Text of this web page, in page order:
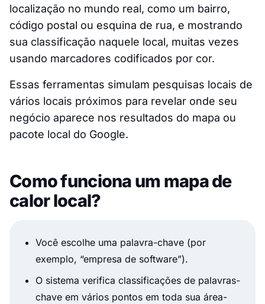
localização no mundo real, como um bairro,
código postal ou esquina de rua, e mostrando
sua classificação naquele local, muitas vezes
usando marcadores codificados por cor.
Essas ferramentas simulam pesquisas locais de
vários locais próximos para revelar onde seu
negócio aparece nos resultados do mapa ou
pacote local do Google.
Como funciona um mapa de
calor local?
Você escolhe uma palavra-chave (por
exemplo, “empresa de software”).
O sistema verifica classificações de palavras-
chave em vários pontos em toda sua área-